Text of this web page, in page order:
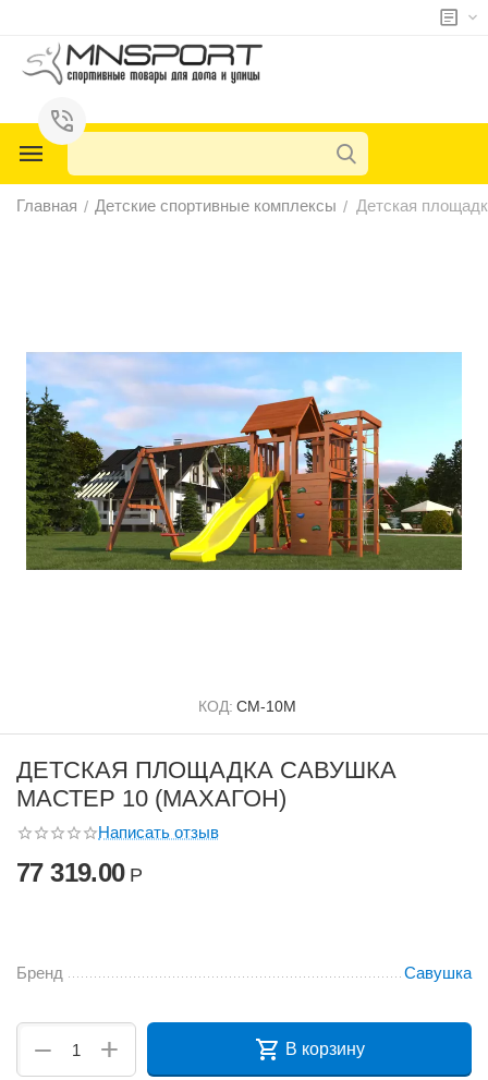
Главная / Детские спортивные комплексы / Детская
КОД: СМ-10М
ДЕТСКАЯ ПЛОЩАДКА САВУШКА
МАСТЕР 10 (МАХАГОН)
Написать отзыв
77 319.00 Р
Бренд Савушка
+
− В корзину